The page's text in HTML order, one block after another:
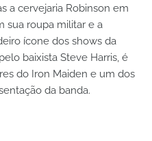
a cervejaria Robinson em
sua roupa militar e a
ícone dos shows da
baixista Steve Harris, é
do Iron Maiden e um dos
da banda.